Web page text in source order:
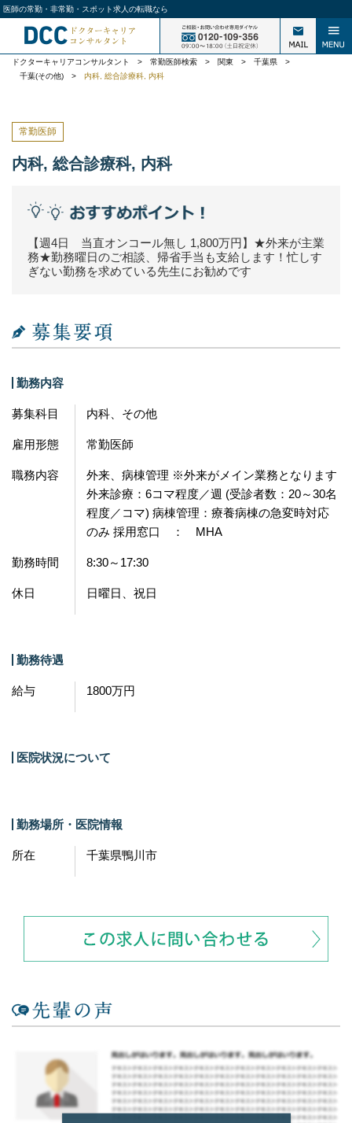
医師の常勤・非常勤・スポット求人の転職なら
ドクターキャリアコンサルタント > 常勤医師検索 > 関東 > 千葉県 >
千葉(その他) > 内科, 総合診療科, 内科
常勤医師
内科, 総合診療科, 内科
【週4日 当直オンコール無し 1,800万円】★外来が主業
務★勤務曜日のご相談、帰省手当も支給します！忙しす
ぎない勤務を求めている先生にお勧めです
勤務内容
募集科目 内科、その他
雇用形態 常勤医師
職務内容
外来、病棟管理 ※外来がメイン業務となります
外来診療：6コマ程度／週 (受診者数：20～30名
程度／コマ) 病棟管理：療養病棟の急変時対応
のみ 採用窓口 ： MHA
勤務時間 8:30～17:30
休日 日曜日、祝日
勤務待遇
給与 1800万円
医院状況について
勤務場所・医院情報
所在 千葉県鴨川市